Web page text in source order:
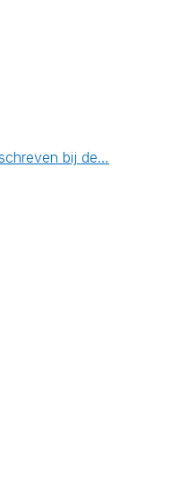
bij de…